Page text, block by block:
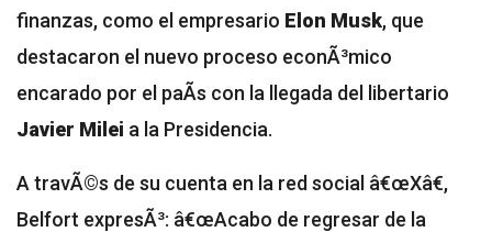
finanzas, como el empresario Elon Musk, que
destacaron el nuevo proceso econÃ³mico
encarado por el paÃ­s con la llegada del libertario
Javier Milei a la Presidencia.
A travÃ©s de su cuenta en la red social â€œXâ€,
Belfort expresÃ³: â€œAcabo de regresar de la